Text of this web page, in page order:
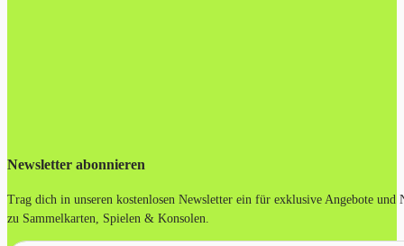
Newsletter abonnieren
Trag dich in unseren kostenlosen Newsletter ein für exklusive Angebote und
zu Sammelkarten, Spielen & Konsolen.